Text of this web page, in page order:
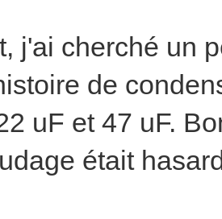
j'ai cherché un
de
uF et 47 uF.
était